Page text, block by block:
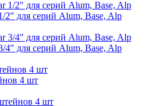
для cерий Alum, Base, Alp
для cерий Alum, Base, Alp
4 шт